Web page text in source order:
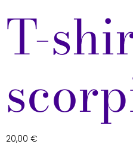
T-
20,00 €